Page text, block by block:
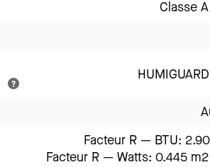
Classe
Facteur R — BTU:
Facteur R — Watts: 0.445